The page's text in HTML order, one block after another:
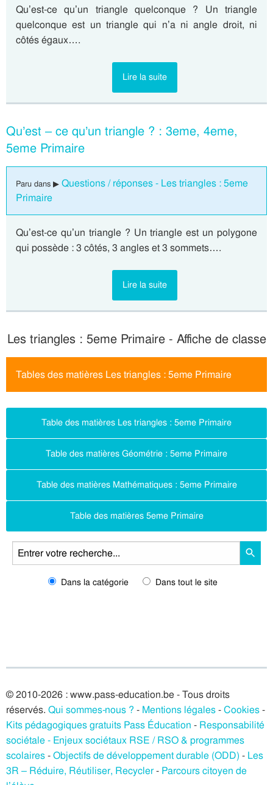
Qu’est-ce qu’un triangle quelconque ? Un triangle
quelconque est un triangle qui n’a ni angle droit, ni
côtés égaux….
Lire la suite
Qu’est – ce qu’un triangle ? : 3eme, 4eme,
5eme Primaire
Paru dans ▶ Questions / réponses - Les triangles : 5eme
Primaire
Qu’est-ce qu’un triangle ? Un triangle est un polygone
qui possède : 3 côtés, 3 angles et 3 sommets….
Lire la suite
Les triangles : 5eme Primaire - Affiche de classe
Tables des matières Les triangles : 5eme Primaire
Table des matières Les triangles : 5eme Primaire
Table des matières Géométrie : 5eme Primaire
Table des matières Mathématiques : 5eme Primaire
Table des matières 5eme Primaire
Dans la catégorie Dans tout le site
© 2010-2026 : www.pass-education.be - Tous droits
réservés. Qui sommes-nous ? - Mentions légales-Cookies-
Kits pédagogiques gratuits Pass Éducation - Responsabilité
sociétale - Enjeux sociétaux RSE / RSO & programmes
scolaires-Objectifs de développement durable (ODD) - Les
3R – Réduire, Réutiliser, Recycler- Parcours citoyen de